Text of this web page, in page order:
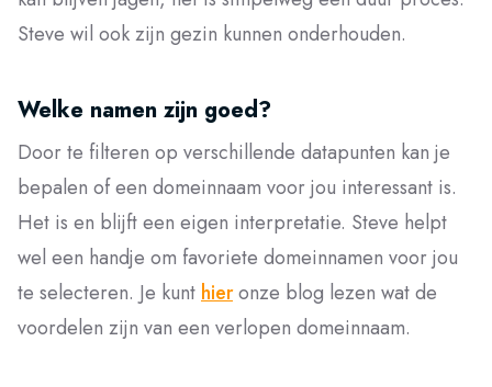
Steve wil ook zijn gezin kunnen onderhouden.
Welke namen zijn goed?
Door te filteren op verschillende datapunten kan je
bepalen of een domeinnaam voor jou interessant is.
Het is en blijft een eigen interpretatie. Steve helpt
wel een handje om favoriete domeinnamen voor jou
te selecteren. Je kunt hieronze blog lezen wat de
voordelen zijn van een verlopen domeinnaam.